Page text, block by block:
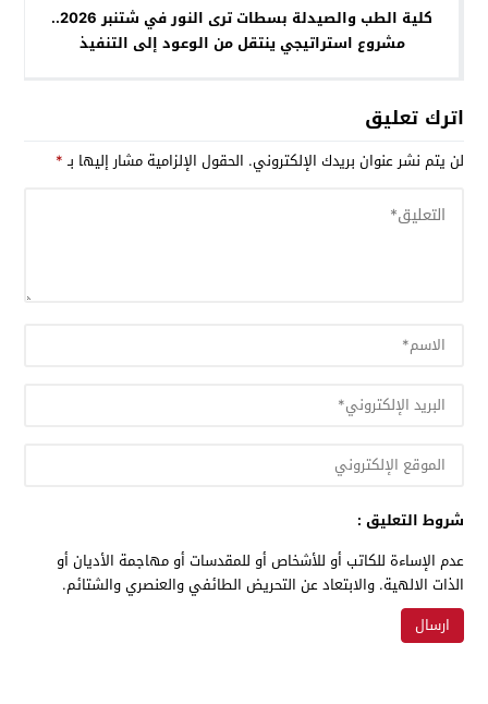
كلية الطب والصيدلة بسطات ترى النور في شتنبر 2026..
مشروع استراتيجي ينتقل من الوعود إلى التنفيذ
اترك تعليق
لن يتم نشر عنوان بريدك الإلكتروني. الحقول الإلزامية مشار إليها بـ*
شروط التعليق :
عدم الإساءة للكاتب أو للأشخاص أو للمقدسات أو مهاجمة الأديان أو
الذات الالهية. والابتعاد عن التحريض الطائفي والعنصري والشتائم.